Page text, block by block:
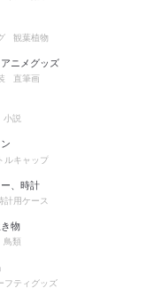
観葉植物
ニメグッズ
直筆画
小説
ルキャップ
、時計
計用ケース
物
鳥類
フティグッズ